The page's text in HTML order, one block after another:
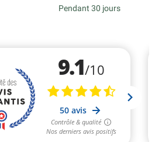
Pendant 30 jours